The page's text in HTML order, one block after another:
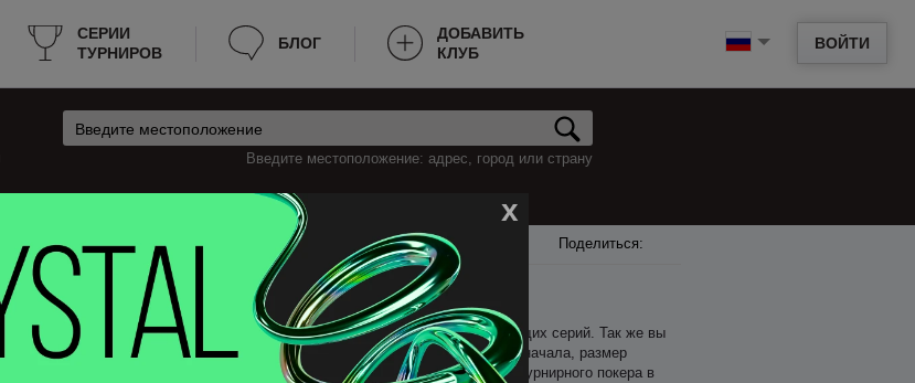
ВОЙТИ
СЕРИИ
ТУРНИРОВ
БЛОГ
ДОБАВИТЬ
КЛУБ
Введите местоположение: адрес, город или страну
x
Поделиться:
Турниры
покеру в Лэнгли, которые будут проходить на этой неделе, и анонсы грядущих серий. Так же вы
к примеру: расписание, место проведения, стоимость входа, время начала, размер
регистрации и прочее. Теперь не нужно тратить много времени на поиск турнирного покера в